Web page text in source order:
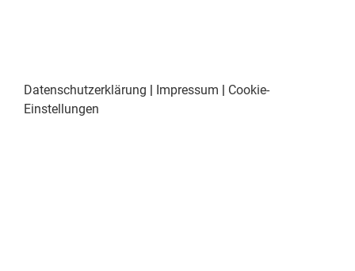
Datenschutzerklärung | Impressum | Cookie-
Einstellungen